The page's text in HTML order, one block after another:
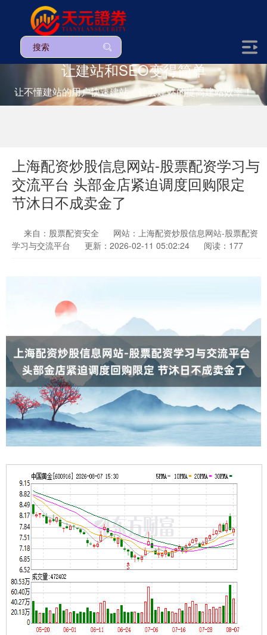
让建站和SEO变得简单
让不懂建站的用户快速建站，让会建站的提高建站效率！
上海配资炒股信息网站-股票配资学习与
交流平台 头部金店紧迫调度回购限定
节沐日不成卖金了
来自：股票配资安全
网站：上海配资炒股信息网站-股票配资
学习与交流平台
更新：2026-02-11 05:02:24 阅读：177